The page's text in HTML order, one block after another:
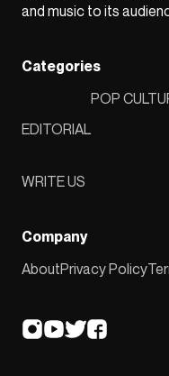
and music to its
Categories
EDITORIAL
POP
WRITE US
Company
AboutPrivacy Policy